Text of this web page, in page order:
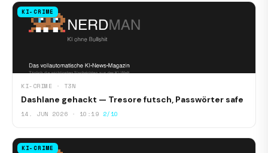
KI-CRIME
KI-CRIME · T3N
Dashlane gehackt — Tresore futsch, Passwörter safe
14. JUN 2026 · 10:19 2/10
KI-CRIME